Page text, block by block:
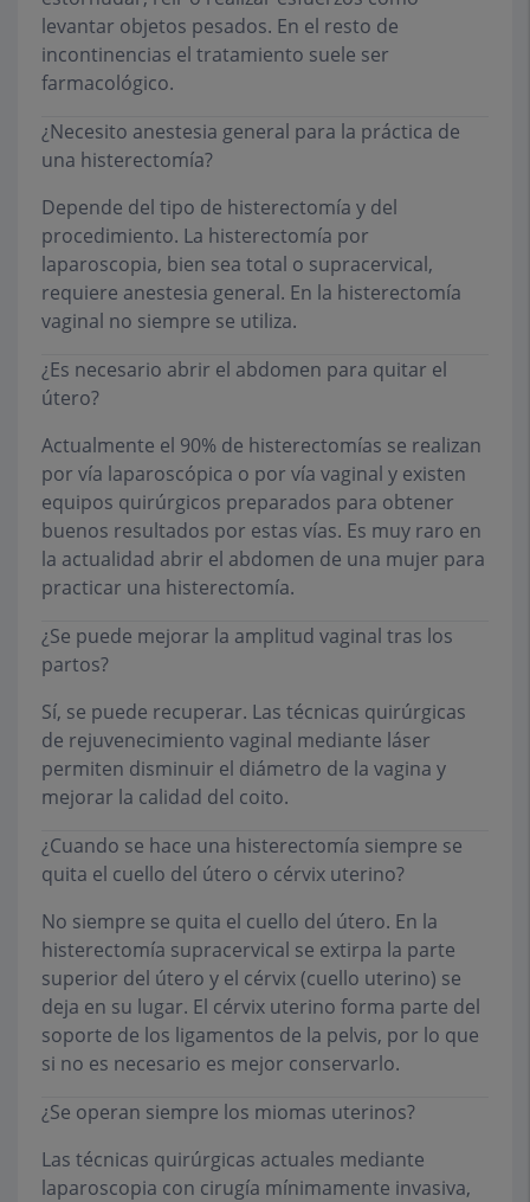
levantar objetos pesados. En el resto de
incontinencias el tratamiento suele ser
farmacológico.
¿Necesito anestesia general para la práctica de
una histerectomía?
Depende del tipo de histerectomía y del
procedimiento. La histerectomía por
laparoscopia, bien sea total o supracervical,
requiere anestesia general. En la histerectomía
vaginal no siempre se utiliza.
¿Es necesario abrir el abdomen para quitar el
útero?
Actualmente el 90% de histerectomías se realizan
por vía laparoscópica o por vía vaginal y existen
equipos quirúrgicos preparados para obtener
buenos resultados por estas vías. Es muy raro en
la actualidad abrir el abdomen de una mujer para
practicar una histerectomía.
¿Se puede mejorar la amplitud vaginal tras los
partos?
Sí, se puede recuperar. Las técnicas quirúrgicas
de rejuvenecimiento vaginal mediante láser
permiten disminuir el diámetro de la vagina y
mejorar la calidad del coito.
¿Cuando se hace una histerectomía siempre se
quita el cuello del útero o cérvix uterino?
No siempre se quita el cuello del útero. En la
histerectomía supracervical se extirpa la parte
superior del útero y el cérvix (cuello uterino) se
deja en su lugar. El cérvix uterino forma parte del
soporte de los ligamentos de la pelvis, por lo que
si no es necesario es mejor conservarlo.
¿Se operan siempre los miomas uterinos?
Las técnicas quirúrgicas actuales mediante
laparoscopia con cirugía mínimamente invasiva,